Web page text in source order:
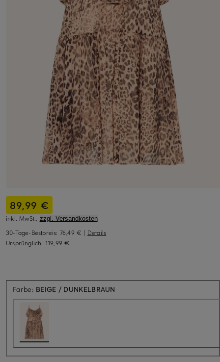
89,99 €
inkl. MwSt., zzgl. Versandkosten
30-Tage-Bestpreis: 76,49 € | Details
Ursprünglich: 119,99 €
Farbe: BEIGE / DUNKELBRAUN